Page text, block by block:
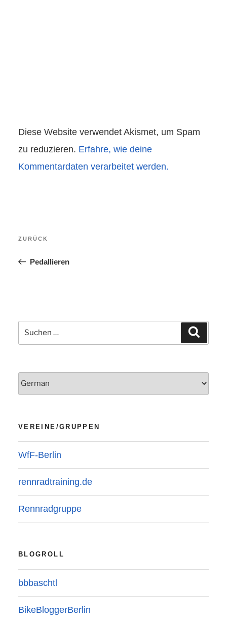
Diese Website verwendet Akismet, um Spam
zu reduzieren. Erfahre, wie deine
Kommentardaten verarbeitet werden.
Vorheriger
ZURÜCK
Pedallieren
Suchen
nach:
VEREINE/GRUPPEN
WfF-Berlin
rennradtraining.de
Rennradgruppe
BLOGROLL
bbbaschtl
BikeBloggerBerlin